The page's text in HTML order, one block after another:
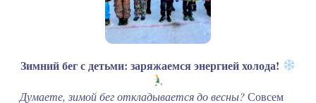
Зимний бег с детьми: заряжаемся энергией холода!
Думаете, зимой бег откладывается до весны?Совсем